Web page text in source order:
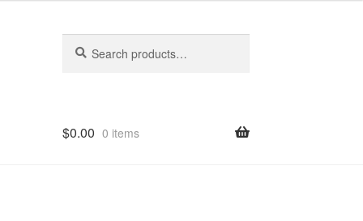
for:
$0.00 0 items